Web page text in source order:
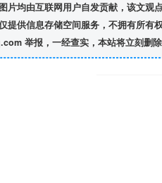
片均由互联网用户自发贡献，该文观
提供信息存储空间服务，不拥有所有
举报，一经查实，本站将立刻删除